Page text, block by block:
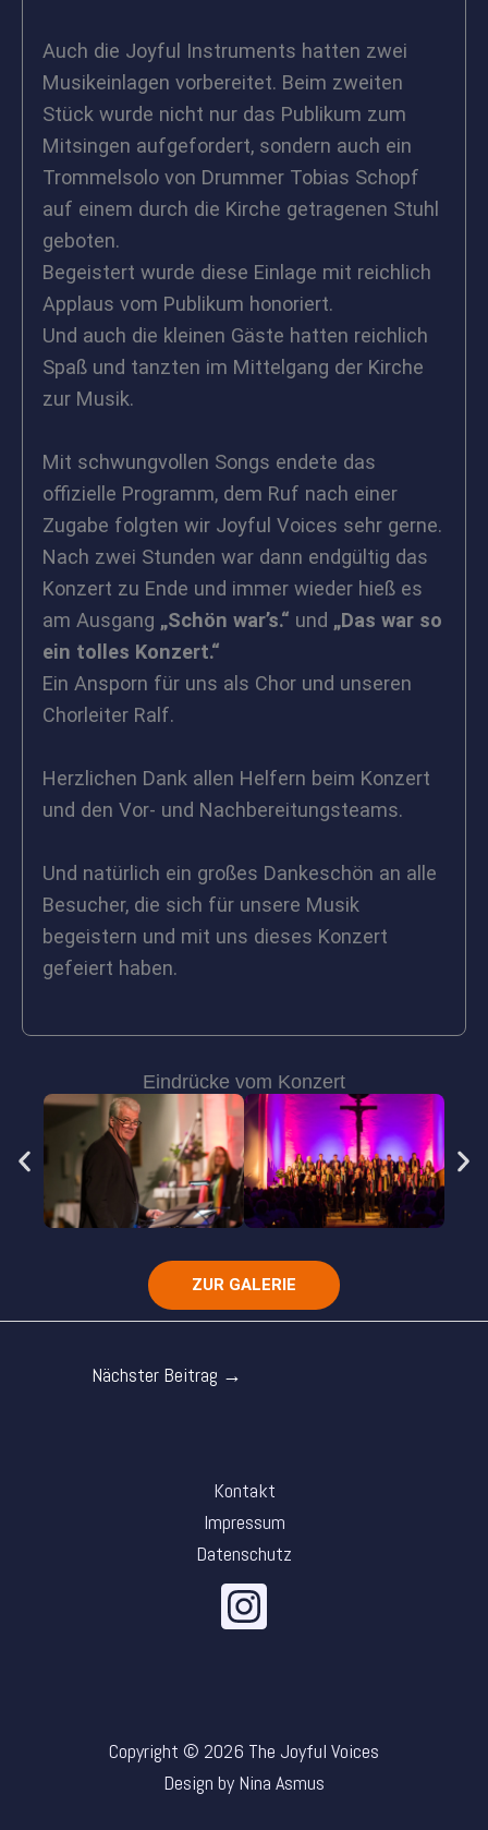
Auch die Joyful Instruments hatten zwei
Musikeinlagen vorbereitet. Beim zweiten
Stück wurde nicht nur das Publikum zum
Mitsingen aufgefordert, sondern auch ein
Trommelsolo von Drummer Tobias Schopf
auf einem durch die Kirche getragenen Stuhl
geboten.
Begeistert wurde diese Einlage mit reichlich
Applaus vom Publikum honoriert.
Und auch die kleinen Gäste hatten reichlich
Spaß und tanzten im Mittelgang der Kirche
zur Musik.
Mit schwungvollen Songs endete das
offizielle Programm, dem Ruf nach einer
Zugabe folgten wir Joyful Voices sehr gerne.
Nach zwei Stunden war dann endgültig das
Konzert zu Ende und immer wieder hieß es
am Ausgang „Schön war’s.“ und „Das war so
ein tolles Konzert.“
Ein Ansporn für uns als Chor und unseren
Chorleiter Ralf.
Herzlichen Dank allen Helfern beim Konzert
und den Vor- und Nachbereitungsteams.
Und natürlich ein großes Dankeschön an alle
Besucher, die sich für unsere Musik
begeistern und mit uns dieses Konzert
gefeiert haben.
Eindrücke vom Konzert
ZUR GALERIE
Nächster Beitrag →
Kontakt
Impressum
Datenschutz
Copyright © 2026 The Joyful Voices
Design by Nina Asmus